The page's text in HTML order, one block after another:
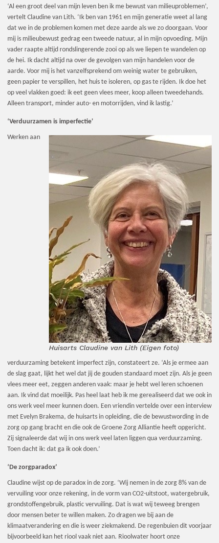
‘Al een groot deel van mijn leven ben ik me bewust van milieuproblemen’,
vertelt Claudine van Lith. ‘Ik ben van 1961 en mijn generatie weet al lang
dat we in de problemen komen met deze aarde als we zo doorgaan. Voor
mij is milieubewust gedrag een tweede natuur, al in mijn opvoeding. Mijn
vader raapte altijd rondslingerende zooi op als we liepen te wandelen op
de hei. Ik dacht altijd na over de gevolgen van mijn handelen voor de
aarde. Voor mij is het vanzelfsprekend om weinig water te gebruiken,
geen papier te verspillen, het huis te isoleren, op gas te rijden. Ik doe het
op veel vlakken goed: ik eet geen vlees meer, koop alleen tweedehands.
Alleen transport, minder auto- en motorrijden, vind ik lastig.’
‘Verduurzamen is imperfectie’
Huisarts Claudine van Lith (Eigen foto)
Werken aan
verduurzaming betekent imperfect zijn, constateert ze. ‘Als je ermee aan
de slag gaat, lijkt het wel dat jij de gouden standaard moet zijn. Als je geen
vlees meer eet, zeggen anderen vaak: maar je hebt wel leren schoenen
aan. Ik vind dat moeilijk. Pas heel laat heb ik me gerealiseerd dat we ook in
ons werk veel meer kunnen doen. Een vriendin vertelde over een interview
met Evelyn Brakema, de huisarts in opleiding, die de bewustwording in de
zorg op gang bracht en die ook de Groene Zorg Alliantie heeft opgericht.
Zij signaleerde dat wij in ons werk veel laten liggen qua verduurzaming.
Toen dacht ik: dat ga ik ook doen.’
‘De zorgparadox’
Claudine wijst op de paradox in de zorg. ‘Wij nemen in de zorg 8% van de
vervuiling voor onze rekening, in de vorm van CO2-uitstoot, watergebruik,
grondstoffengebruik, plastic vervuiling. Dat is wat wij teweeg brengen
door mensen beter te willen maken. Zo dragen we bij aan de
klimaatverandering en die is weer ziekmakend. De regenbuien dit voorjaar
bijvoorbeeld kan het riool vaak niet aan. Rioolwater hoort onze